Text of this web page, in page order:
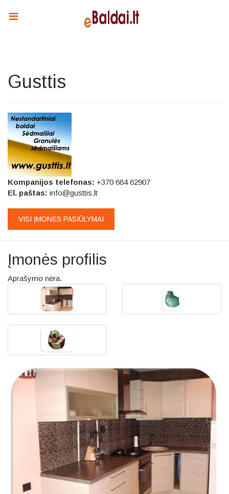
Gusttis
Kompanijos telefonas: +370 684 62907
El. paštas: info@gusttis.lt
VISI ĮMONĖS PASIŪLYMAI
Įmonės profilis
Aprašymo nėra.